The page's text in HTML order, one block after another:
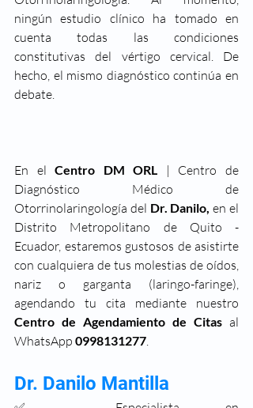
ningún estudio clínico ha tomado en
cuenta todas las condiciones
constitutivas del vértigo cervical. De
hecho, el mismo diagnóstico continúa en
debate.
En el Centro DM ORL | Centro de
Diagnóstico Médico de
Otorrinolaringología del Dr. Danilo, en el
Distrito Metropolitano de Quito -
Ecuador, estaremos gustosos de asistirte
con cualquiera de tus molestias de oídos,
nariz o garganta (laringo-faringe),
Centro de Agendamiento de Citas al
WhatsApp 0998131277.
Dr. Danilo Mantilla